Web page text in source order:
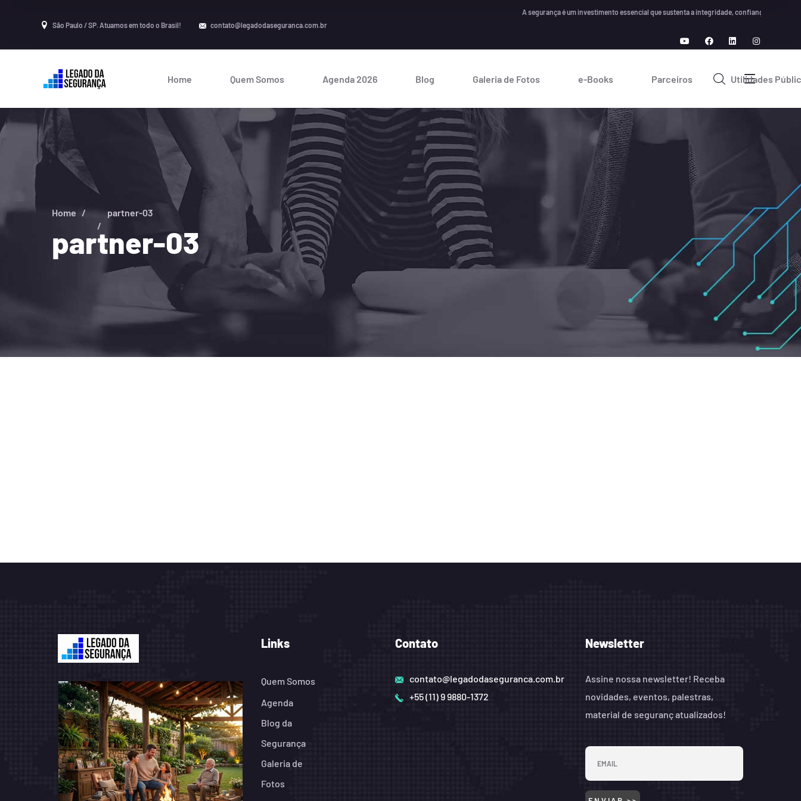
São Paulo / SP. Atuamos em todo o Brasil! contato@legadodaseguranca.com.br
A segurança é um investimento essencial que sustenta a integridade, confiança e crescimento
Home Quem Somos Agenda 2026 Blog Galeria de Fotos e-Books Parceiros Utilidades
partner-03
Home partner-03
Links
Quem Somos
Agenda
Blog da
Segurança
Galeria de
Fotos
Contato
contato@legadodaseguranca.com.br
+55 (11) 9 9880-1372
Newsletter
Assine nossa newsletter! Receba
novidades, eventos, palestras,
material de seguranç atualizados!